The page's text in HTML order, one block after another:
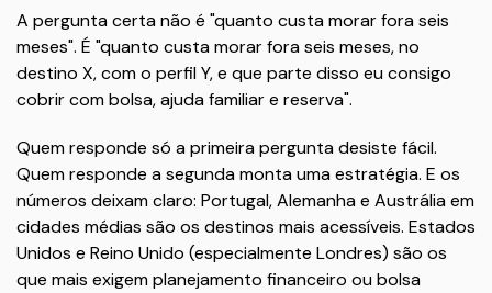
A pergunta certa não é "quanto custa morar fora seis
meses". É "quanto custa morar fora seis meses, no
destino X, com o perfil Y, e que parte disso eu consigo
cobrir com bolsa, ajuda familiar e reserva".
Quem responde só a primeira pergunta desiste fácil.
Quem responde a segunda monta uma estratégia. E os
números deixam claro: Portugal, Alemanha e Austrália em
cidades médias são os destinos mais acessíveis. Estados
Unidos e Reino Unido (especialmente Londres) são os
que mais exigem planejamento financeiro ou bolsa